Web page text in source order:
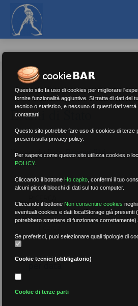
Esami di Stato
Nessun risultato.Rimuovi filtri
per data
Questo sito fa uso di cookies per migliorare
fornire funzionalità aggiuntive. Si tratta di dati del
tecnico o statistico, e nessuno di questi dati
contattarti.
Questo sito potrebbe fare uso di cookies di terze
presenti sulla privacy policy.
Per sapere come questo sito utilizza cookies o
POLICY.
Cliccando il bottone Ho capito ,confermi il tuo
alcuni piccoli blocchi di dati sul tuo computer.
Cliccando il bottone Non consentire cookies
eventuali cookies e dati localStorage già presenti
potrebbero smettere di funzionare correttamente).
Se preferisci, puoi selezionare quali tipologie di
Cookie tecnici (obbligatorio)
Cookie di terze parti